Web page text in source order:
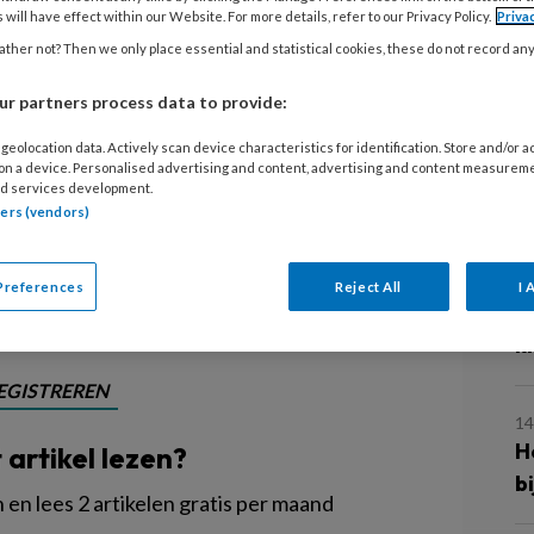
werken meestal al met de
maar bij kleine organisaties is
de code vaak als ‘veel extra
Vriesema en Sonja Sandbergen
voor (heel) kleine
de code ook voor kleinere
ze ermee aan de slag kunnen.
lezen?
lees 2 artikelen gratis per maand
will have effect within our Website. For more details, refer to our Privacy Policy.
not? Then we only place essential and statistical cookies, these do not record
partners process data to provide:
data. Actively scan device characteristics for identification. Store and/or
a device. Personalised advertising and content, advertising and content
services development.
(vendors)
Reject All I